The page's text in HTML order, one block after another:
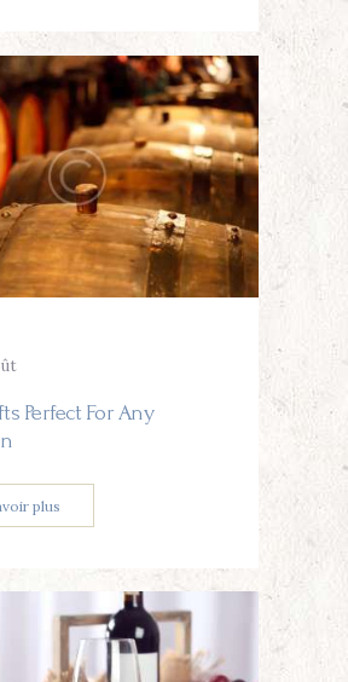
Perfect For Any
plus